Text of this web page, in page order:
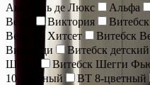
Акварель де Люкс
Альфа
Веста
Виктория
Версаль Хитсет
Витебск
Вивальди
Витебск детский
Шегги
Витебск Шегги
10-цветный
ВТ 8-цветный